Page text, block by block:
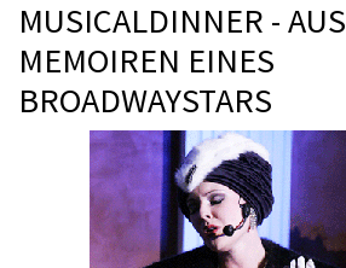
MUSICALDINNER -
MEMOIREN EINES
BROADWAYSTARS